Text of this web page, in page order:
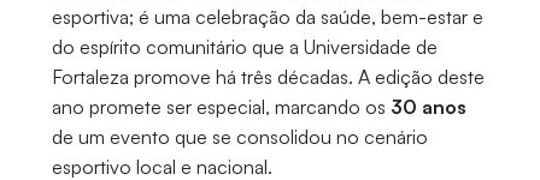
esportiva; é uma celebração da saúde, bem-estar e
do espírito comunitário que a Universidade de
Fortaleza promove há três décadas. A edição deste
ano promete ser especial, marcando os 30 anos
de um evento que se consolidou no cenário
esportivo local e nacional.